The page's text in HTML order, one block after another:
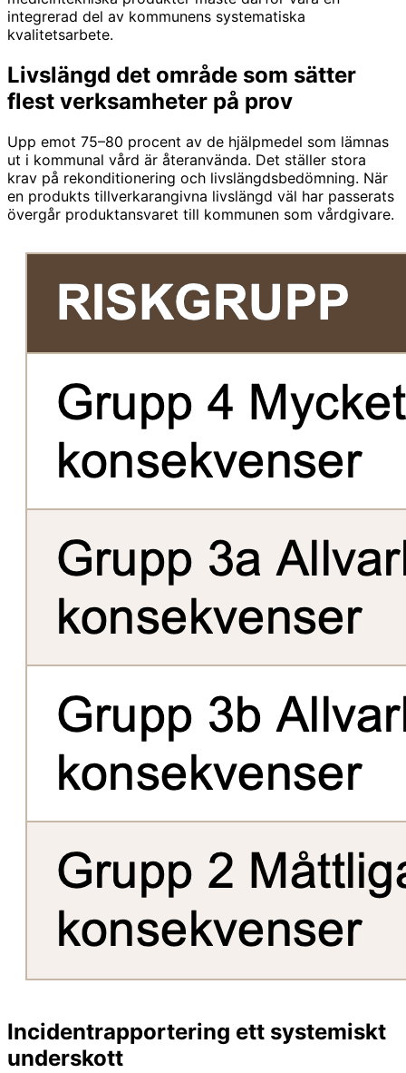
integrerad del av kommunens systematiska
kvalitetsarbete.
Livslängd det område som sätter
flest verksamheter på prov
Upp emot 75–80 procent av de hjälpmedel som lämnas
ut i kommunal vård är återanvända. Det ställer stora
krav på rekonditionering och livslängdsbedömning. När
en produkts tillverkarangivna livslängd väl har passerats
övergår produktansvaret till kommunen som vårdgivare.
Incidentrapportering ett systemiskt
underskott